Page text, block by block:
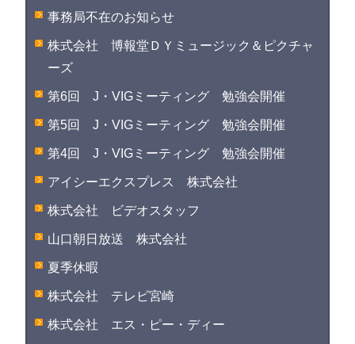
事務局不在のお知らせ
株式会社 博報堂ＤＹミュージック＆ピクチャ
ーズ
第6回 J・VIGミーティング 勉強会開催
第5回 J・VIGミーティング 勉強会開催
第4回 J・VIGミーティング 勉強会開催
アイシーエクスプレス 株式会社
株式会社 ビデオスタッフ
山口朝日放送 株式会社
夏季休暇
株式会社 テレビ宮崎
株式会社 エス・ピー・ディー